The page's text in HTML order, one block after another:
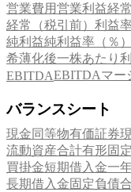
営業費用営業利益経
経常（税引前）利益率
純利益純利益率（％）
希薄化後一株あたり
EBITDAEBITDAマー
バランスシート
現金同等物有価証券
流動資産合計有形固
買掛金短期借入金一
長期借入金固定負債